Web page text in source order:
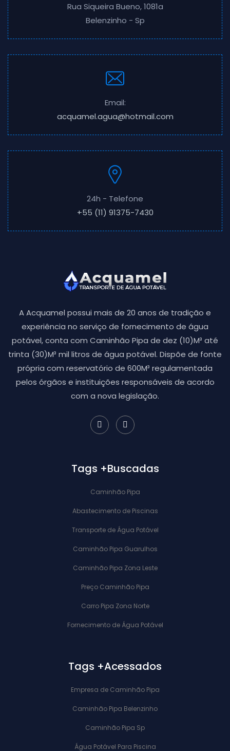
Rua Siqueira Bueno, 1081a
Belenzinho - Sp
Email:
acquamel.agua@hotmail.com
24h - Telefone
+55 (11) 91375-7430
A Acquamel possui mais de 20 anos de tradição e
experiência no serviço de fornecimento de água
potável, conta com Caminhão Pipa de dez (10)M³ até
trinta (30)M³ mil litros de água potável. Dispõe de fonte
própria com reservatório de 600M³ regulamentada
pelos órgãos e instituições responsáveis de acordo
com a nova legislação.
Tags +Buscadas
Caminhão Pipa
Abastecimento de Piscinas
Transporte de Água Potável
Caminhão Pipa Guarulhos
Caminhão Pipa Zona Leste
Preço Caminhão Pipa
Carro Pipa Zona Norte
Fornecimento de Água Potável
Tags +Acessados
Empresa de Caminhão Pipa
Caminhão Pipa Belenzinho
Caminhão Pipa Sp
Água Potável Para Piscina